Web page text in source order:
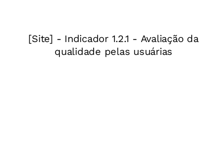
Conheça também:
Amanda de Sousa conta
como alfabetizou sua mãe surda e se descobriu